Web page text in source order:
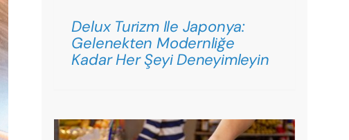
Delux Turizm Ile Japonya:
Gelenekten Modernliğe
Kadar Her Şeyi Deneyimleyin